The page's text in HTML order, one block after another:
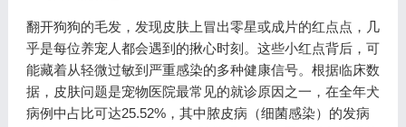
翻开狗狗的毛发，发现皮肤上冒出零星或成片的红点点，几
乎是每位养宠人都会遇到的揪心时刻。这些小红点背后，可
能藏着从轻微过敏到严重感染的多种健康信号。根据临床数
据，皮肤问题是宠物医院最常见的就诊原因之一，在全年犬
病例中占比可达25.52%，其中脓皮病（细菌感染）的发病